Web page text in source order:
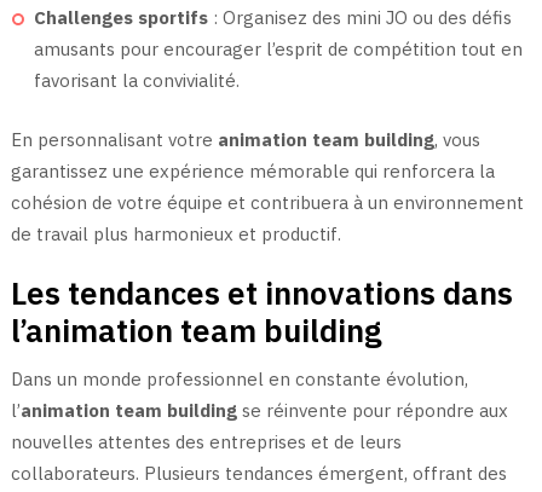
Challenges sportifs : Organisez des mini JO ou des défis
amusants pour encourager l’esprit de compétition tout en
favorisant la convivialité.
En personnalisant votre animation team building, vous
garantissez une expérience mémorable qui renforcera la
cohésion de votre équipe et contribuera à un environnement
de travail plus harmonieux et productif.
Les tendances et innovations dans
l’animation team building
Dans un monde professionnel en constante évolution,
l’animation team buildingse réinvente pour répondre aux
nouvelles attentes des entreprises et de leurs
collaborateurs. Plusieurs tendances émergent, offrant des